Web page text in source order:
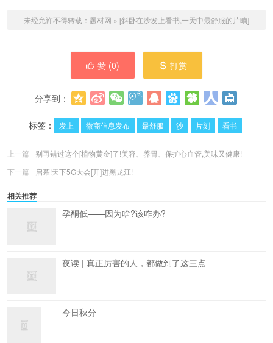
未经允许不得转载： 题材网 » [斜卧在沙发上看书,一天中最舒服的片晌]
赞 (0) 打赏
分享到：
标签：
发上 微商信息发布 最舒服 沙 片刻 看书
上一篇
别再错过这个[植物黄金]了!美容、养胃、保护心血管,美味又健康!
下一篇
启幕!天下5G大会[开]进黑龙江!
相关推荐
孕酮低——因为啥?该咋办?
夜读 | 真正厉害的人，都做到了这三点
今日秋分